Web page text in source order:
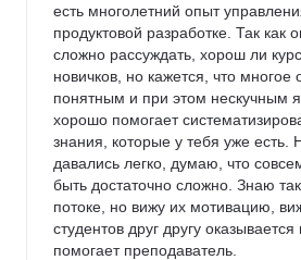
есть многолетний опыт
продуктовой разработке. Так как
сложно рассуждать, хорош ли
новичков, но кажется, что многое
понятным и при этом нескучным
хорошо помогает
знания, которые у тебя уже есть.
давались легко, думаю, что
быть достаточно сложно. Знаю
потоке, но вижу их мотивацию,
студентов друг другу
помогает преподаватель.